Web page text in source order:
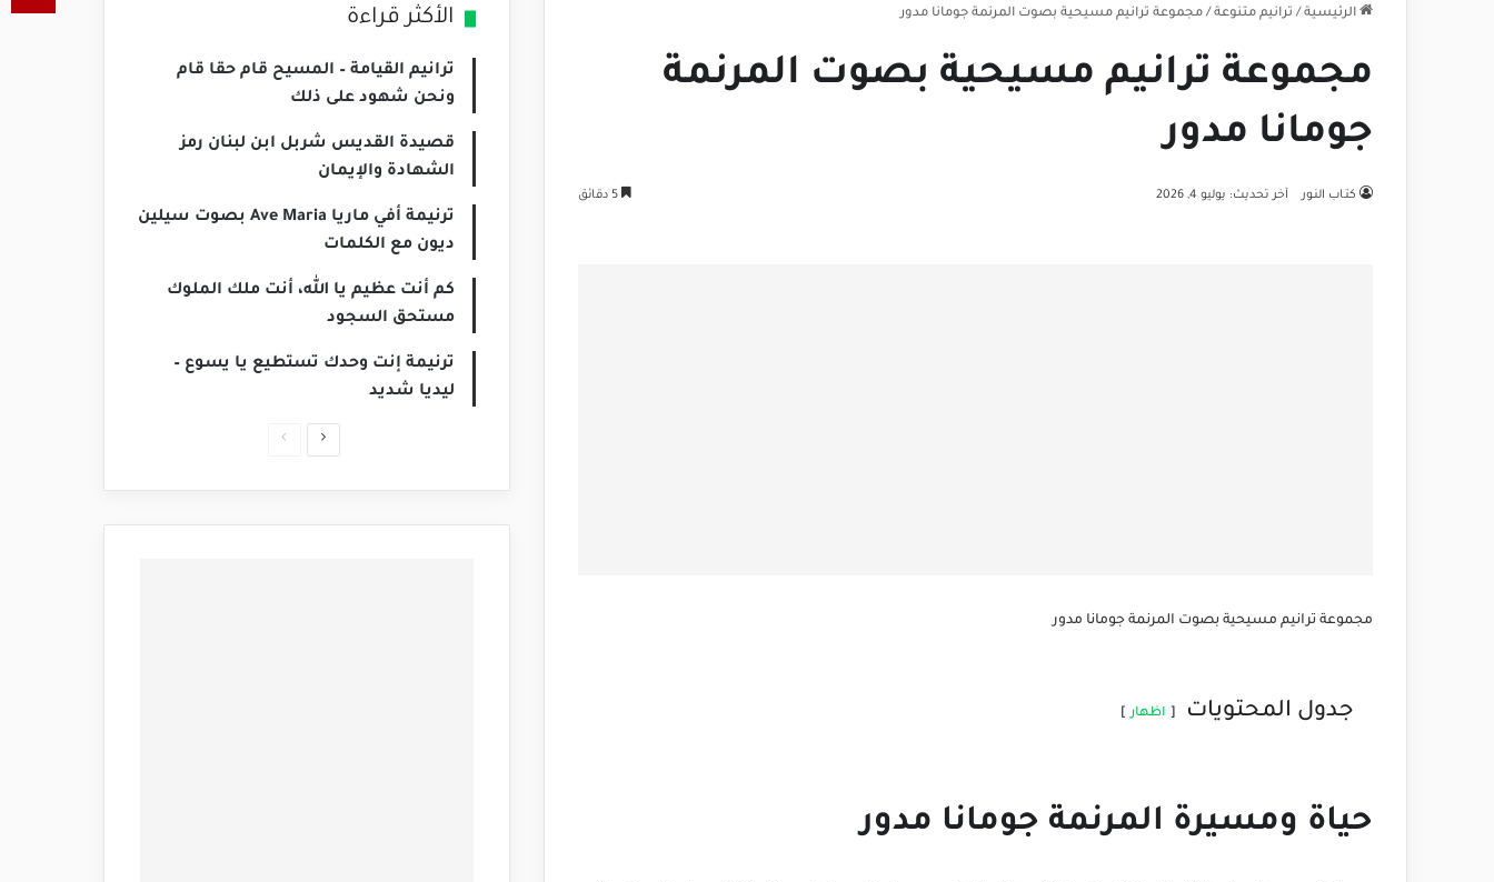
الرئيسية / ترانيم متنوعة / مجموعة ترانيم مسيحية بصوت المرنمة جومانا مدور
مجموعة ترانيم مسيحية بصوت المرنمة
جومانا مدور
كتـاب النـور آخر تحديث: يوليو 4, 2026
مجموعة ترانيم مسيحية بصوت المرنمة جومانا مدور
جدول المحتويات اظهار
حياة ومسيرة المرنمة جومانا مدور
الأكثر قراءة
ترانيم القيامة – المسيح قام حقا قام
ونحن شهود على ذلك
قصيدة القديس شربل ابن لبنان رمز
الشهادة والإيمان
ترنيمة أفي ماريا Ave Maria بصوت سيلين
ديون مع الكلمات
كم أنت عظيم يا الله، أنت ملك الملوك
مستحق السجود
ترنيمة إنت وحدك تستطيع يا يسوع –
ليديا شديد
الصفحةالصفحة